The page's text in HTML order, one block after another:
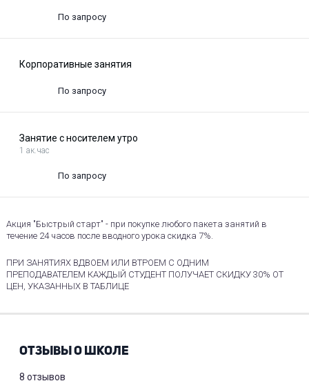
По запросу
Корпоративные занятия
По запросу
Занятие с носителем утро
1 ак.час
По запросу
Акция "Быстрый старт" - при покупке любого пакета занятий в
течение 24 часов после вводного урока скидка 7%.
ПРИ ЗАНЯТИЯХ ВДВОЕМ ИЛИ ВТРОЕМ С ОДНИМ
ПРЕПОДАВАТЕЛЕМ КАЖДЫЙ СТУДЕНТ ПОЛУЧАЕТ СКИДКУ 30% ОТ
ЦЕН, УКАЗАННЫХ В ТАБЛИЦЕ
ОТЗЫВЫ О ШКОЛЕ
8 отзывов